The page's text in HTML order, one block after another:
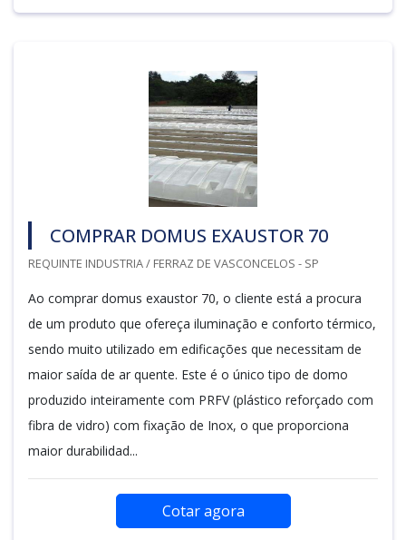
COMPRAR DOMUS EXAUSTOR 70
REQUINTE INDUSTRIA / FERRAZ DE VASCONCELOS - SP
Ao comprar domus exaustor 70, o cliente está a procura
de um produto que ofereça iluminação e conforto térmico,
sendo muito utilizado em edificações que necessitam de
maior saída de ar quente. Este é o único tipo de domo
produzido inteiramente com PRFV (plástico reforçado com
fibra de vidro) com fixação de Inox, o que proporciona
maior durabilidad...
Cotar agora